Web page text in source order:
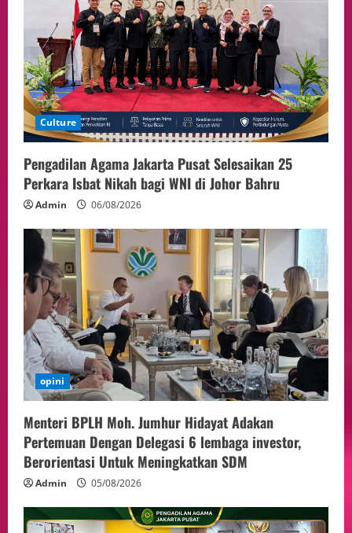
5
Politik
Presiden Prabowo dan PM Thailand
Sepakat Perkuat Stabilitas ketahan
ASEAN Melalui Penguatan Kerjasama
Kedua Negara.
04/08/2026
Culture
Pengadilan Agama Jakarta Pusat Selesaikan 25
Perkara Isbat Nikah bagi WNI di Johor Bahru
Admin 06/08/2026
opini
Menteri BPLH Moh. Jumhur Hidayat Adakan
Pertemuan Dengan Delegasi 6 lembaga investor,
Berorientasi Untuk Meningkatkan SDM
Admin 05/08/2026